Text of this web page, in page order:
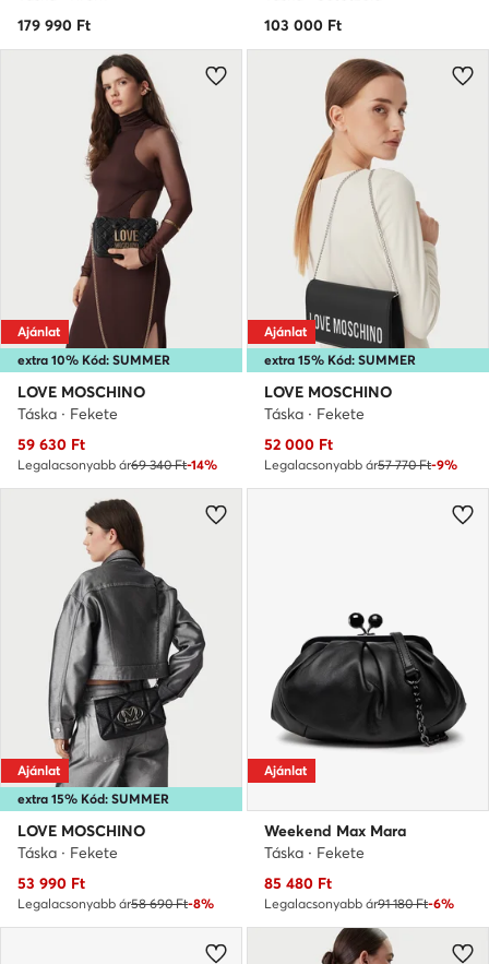
179 990 Ft
103 000 Ft
extra 10% Kód: SUMMER
Ajánlat
LOVE MOSCHINO
Táska · Fekete
Aktuális ár
59 630 Ft
Legalacsonyabb ár69 340 Ft-14%
extra 15% Kód: SUMMER
Ajánlat
LOVE MOSCHINO
Táska · Fekete
Aktuális ár
52 000 Ft
Legalacsonyabb ár57 770 Ft-9%
extra 15% Kód: SUMMER
Ajánlat
LOVE MOSCHINO
Táska · Fekete
Aktuális ár
53 990 Ft
Legalacsonyabb ár58 690 Ft-8%
Ajánlat
Weekend Max Mara
Táska · Fekete
Aktuális ár
85 480 Ft
Legalacsonyabb ár91 180 Ft-6%